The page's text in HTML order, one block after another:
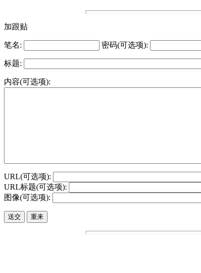
加跟贴
笔名: 密码(可选项):
标题:
内容(可选项):
URL(可选项):
URL标题(可选项):
图像(可选项):